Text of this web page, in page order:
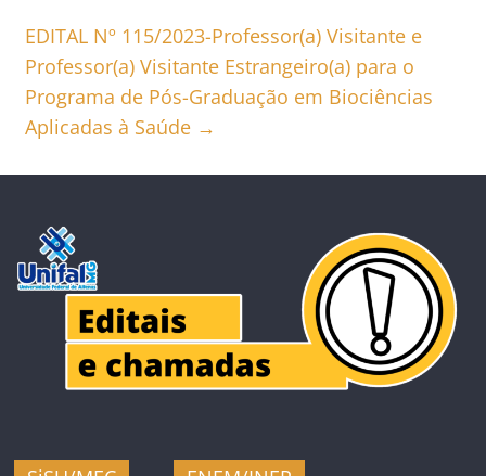
EDITAL Nº 115/2023-Professor(a) Visitante e
Professor(a) Visitante Estrangeiro(a) para o
Programa de Pós-Graduação em Biociências
Aplicadas à Saúde →